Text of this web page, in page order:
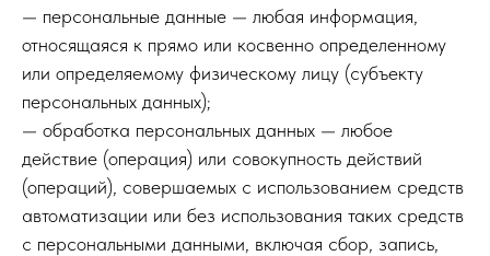
— персональные данные — любая информация,
относящаяся к прямо или косвенно определенному
или определяемому физическому лицу (субъекту
персональных данных);
— обработка персональных данных — любое
действие (операция) или совокупность действий
(операций), совершаемых с использованием средств
автоматизации или без использования таких средств
с персональными данными, включая сбор, запись,